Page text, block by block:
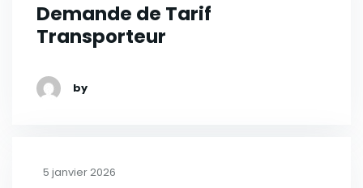
Demande de Tarif
Transporteur
by
5 janvier 2026